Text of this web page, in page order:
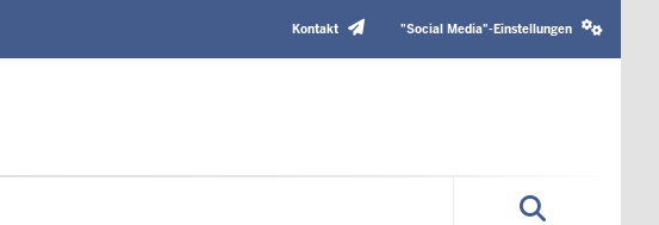
TopKontakt
media
"Social Media"-Einstellungen